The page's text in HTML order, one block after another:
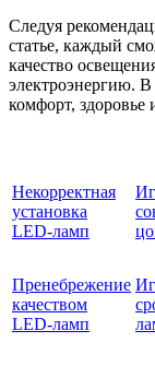
Следуя
статье, каждый
качество
электроэнергию.
комфорт, здоровье
Некорректная
установка
LED-ламп
Пренебрежение
качеством
LED-ламп